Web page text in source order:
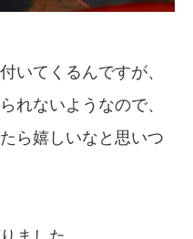
いてくるんですが、
れないようなので、
ら嬉しいなと思いつ